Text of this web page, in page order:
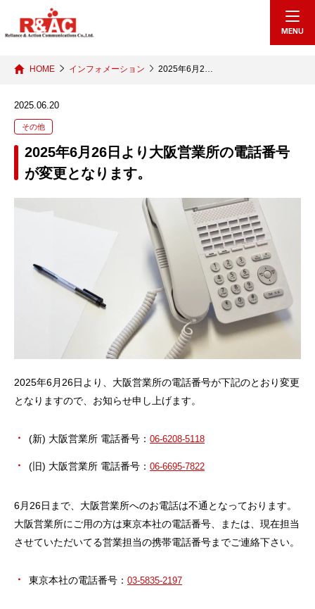
MENU
HOME インフォメーション 2025年6月2…
2025.06.20
その他
2025年6月26日より大阪営業所の電話番号
が変更となります。
2025年6月26日より、大阪営業所の電話番号が下記のとおり変更
となりますので、お知らせ申し上げます。
(新) 大阪営業所 電話番号： 06-6208-5118
(旧) 大阪営業所 電話番号： 06-6695-7822
6月26日まで、大阪営業所へのお電話は不通となっております。
大阪営業所にご用の方は東京本社の電話番号、または、現在担当
させていただいてる営業担当の携帯電話番号までご連絡下さい。
東京本社の電話番号： 03-5835-2197